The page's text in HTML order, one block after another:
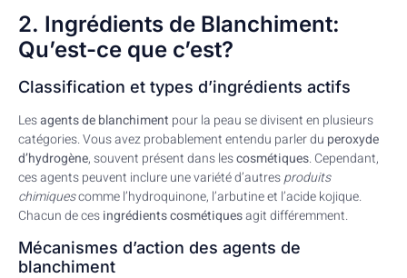
2. Ingrédients de Blanchiment:
Qu’est-ce que c’est?
Classification et types d’ingrédients actifs
Lesagents de blanchiment pour la peau se divisent en plusieurs
catégories. Vous avez probablement entendu parler du peroxyde
d’hydrogène, souvent présent dans lescosmétiques. Cependant,
ces agents peuvent inclure une variété d’autresproduits
chimiquescomme l’hydroquinone, l’arbutine et l’acide kojique.
Chacun de cesingrédients cosmétiquesagit différemment.
Mécanismes d’action des agents de
blanchiment